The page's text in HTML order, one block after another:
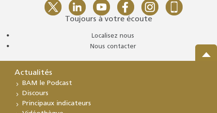
Toujours à votre écoute
Localisez nous
Nous contacter
Actualités
BAM le Podcast
Discours
Principaux indicateurs